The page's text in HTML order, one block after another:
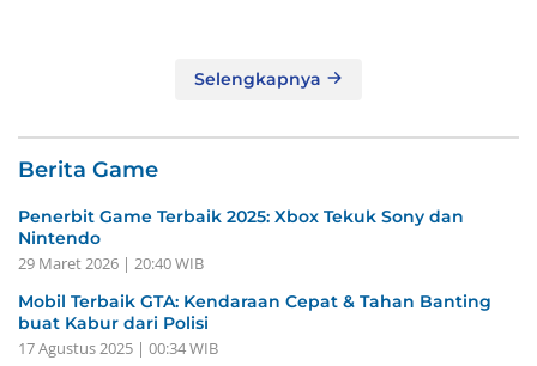
Selengkapnya
Berita Game
Penerbit Game Terbaik 2025: Xbox Tekuk Sony dan
Nintendo
29 Maret 2026 | 20:40 WIB
Mobil Terbaik GTA: Kendaraan Cepat & Tahan Banting
buat Kabur dari Polisi
17 Agustus 2025 | 00:34 WIB